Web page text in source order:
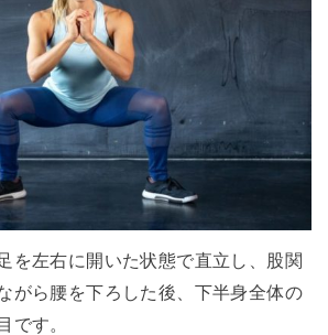
を左右に開いた状態で直立し、股関
がら腰を下ろした後、下半身全体の
です。